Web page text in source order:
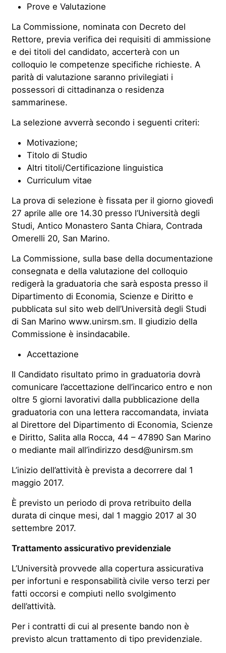
Prove e Valutazione
La Commissione, nominata con Decreto del
Rettore, previa verifica dei requisiti di ammissione
e dei titoli del candidato, accerterà con un
colloquio le competenze specifiche richieste. A
parità di valutazione saranno privilegiati i
possessori di cittadinanza o residenza
sammarinese.
La selezione avverrà secondo i seguenti criteri:
Motivazione;
Titolo di Studio
Altri titoli/Certificazione linguistica
Curriculum vitae
La prova di selezione è fissata per il giorno giovedì
27 aprile alle ore 14.30 presso l’Università degli
Studi, Antico Monastero Santa Chiara, Contrada
Omerelli 20, San Marino.
La Commissione, sulla base della documentazione
consegnata e della valutazione del colloquio
redigerà la graduatoria che sarà esposta presso il
Dipartimento di Economia, Scienze e Diritto e
pubblicata sul sito web dell’Università degli Studi
di San Marino www.unirsm.sm. Il giudizio della
Commissione è insindacabile.
Accettazione
Il Candidato risultato primo in graduatoria dovrà
comunicare l’accettazione dell’incarico entro e non
oltre 5 giorni lavorativi dalla pubblicazione della
graduatoria con una lettera raccomandata, inviata
al Direttore del Dipartimento di Economia, Scienze
e Diritto, Salita alla Rocca, 44 – 47890 San Marino
o mediante mail all’indirizzo desd@unirsm.sm
L’inizio dell’attività è prevista a decorrere dal 1
maggio 2017.
È previsto un periodo di prova retribuito della
durata di cinque mesi, dal 1 maggio 2017 al 30
settembre 2017.
Trattamento assicurativo previdenziale
L’Università provvede alla copertura assicurativa
per infortuni e responsabilità civile verso terzi per
fatti occorsi e compiuti nello svolgimento
dell’attività.
Per i contratti di cui al presente bando non è
previsto alcun trattamento di tipo previdenziale.